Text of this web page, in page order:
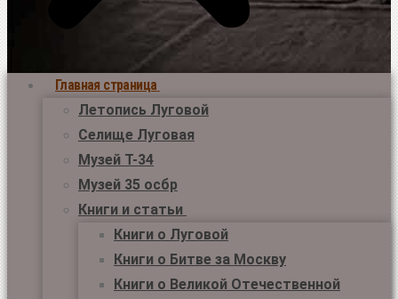
Главная страница
Летопись Луговой
Селище Луговая
Музей Т-34
Музей 35 осбр
Книги и статьи
Книги о Луговой
Книги о Битве за Москву
Книги о Великой Отечественной